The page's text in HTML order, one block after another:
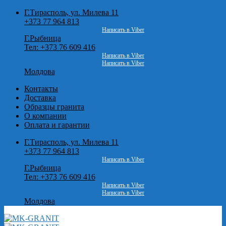
Skip
Г.Тирасполь, ул. Милева 11
+373 77 964 813
Написать в Viber
Г.Рыбница
Тел: +373 76 609 416
Написать в Viber
Написать в Viber
Молдова
Контакты
Доставка
Образцы гранита
О компании
Оплата и гарантии
Г.Тирасполь, ул. Милева 11
+373 77 964 813
Написать в Viber
Г.Рыбница
Тел: +373 76 609 416
Написать в Viber
Написать в Viber
Молдова